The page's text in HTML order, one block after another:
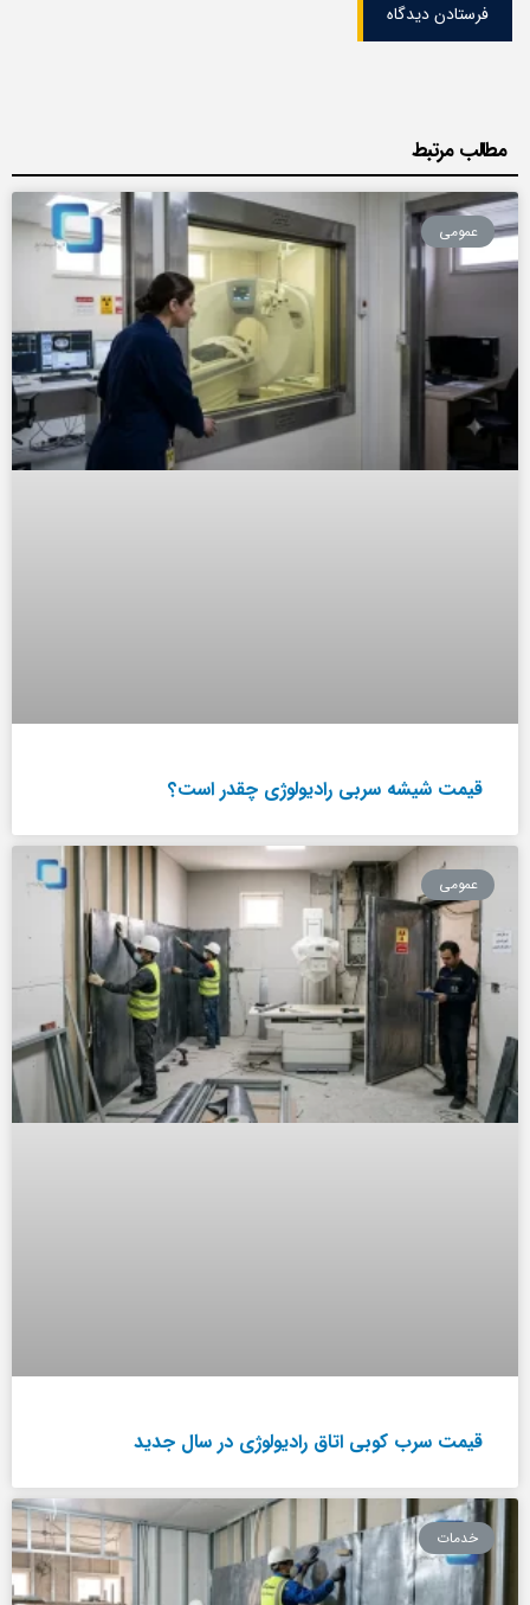
فرستادن دیدگاه
مطالب مرتبط
عمومی
قیمت شیشه سربی رادیولوژی چقدر است؟
عمومی
قیمت سرب کوبی اتاق رادیولوژی در سال جدید
خدمات